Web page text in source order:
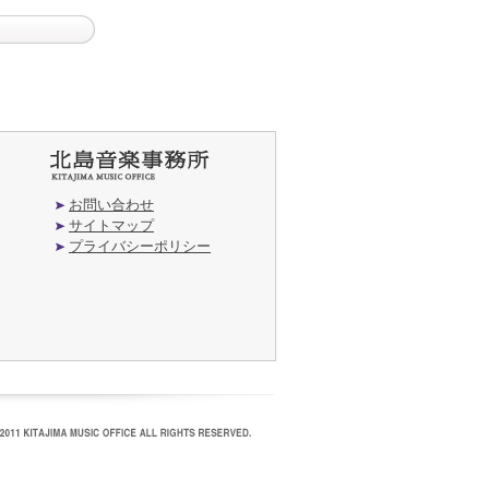
お問い合わせ
サイトマップ
プライバシーポリシー